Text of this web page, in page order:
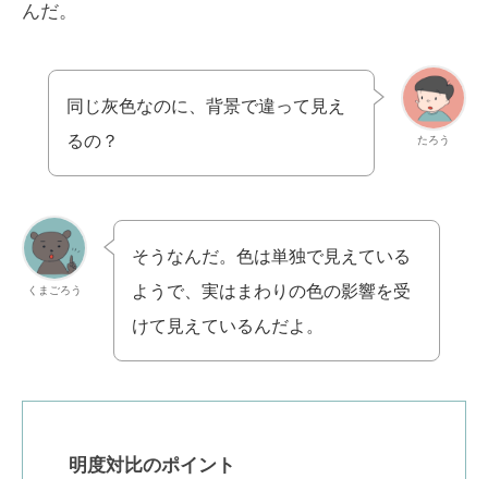
んだ。
たろう
同じ灰色なのに、背景で違って見え
るの？
くまごろう
そうなんだ。色は単独で見えている
ようで、実はまわりの色の影響を受
けて見えているんだよ。
明度対比のポイント